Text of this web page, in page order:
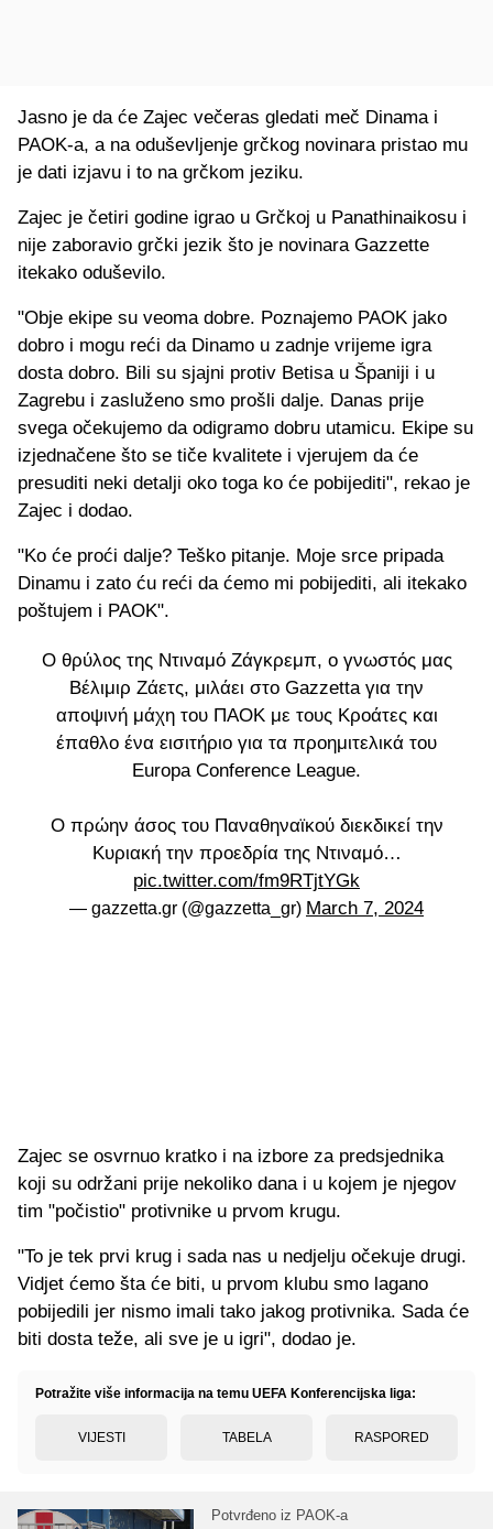
Jasno je da će Zajec večeras gledati meč Dinama i
PAOK-a, a na oduševljenje grčkog novinara pristao mu
je dati izjavu i to na grčkom jeziku.
Zajec je četiri godine igrao u Grčkoj u Panathinaikosu i
nije zaboravio grčki jezik što je novinara Gazzette
itekako oduševilo.
"Obje ekipe su veoma dobre. Poznajemo PAOK jako
dobro i mogu reći da Dinamo u zadnje vrijeme igra
dosta dobro. Bili su sjajni protiv Betisa u Španiji i u
Zagrebu i zasluženo smo prošli dalje. Danas prije
svega očekujemo da odigramo dobru utamicu. Ekipe su
izjednačene što se tiče kvalitete i vjerujem da će
presuditi neki detalji oko toga ko će pobijediti", rekao je
Zajec i dodao.
"Ko će proći dalje? Teško pitanje. Moje srce pripada
Dinamu i zato ću reći da ćemo mi pobijediti, ali itekako
poštujem i PAOK".
Ο θρύλος της Ντιναμό Ζάγκρεμπ, ο γνωστός μας
Βέλιμιρ Ζάετς, μιλάει στο Gazzetta για την
αποψινή μάχη του ΠΑΟΚ με τους Κροάτες και
έπαθλο ένα εισιτήριο για τα προημιτελικά του
Europa Conference League.
Ο πρώην άσος του Παναθηναϊκού διεκδικεί την
Κυριακή την προεδρία της Ντιναμό…
pic.twitter.com/fm9RTjtYGk
— gazzetta.gr (@gazzetta_gr) March 7, 2024
Zajec se osvrnuo kratko i na izbore za predsjednika
koji su održani prije nekoliko dana i u kojem je njegov
tim "počistio" protivnike u prvom krugu.
"To je tek prvi krug i sada nas u nedjelju očekuje drugi.
Vidjet ćemo šta će biti, u prvom klubu smo lagano
pobijedili jer nismo imali tako jakog protivnika. Sada će
biti dosta teže, ali sve je u igri", dodao je.
Potražite više informacija na temu UEFA Konferencijska liga:
VIJESTI TABELA RASPORED
Potvrđeno iz PAOK-a